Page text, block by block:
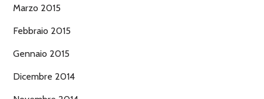
Marzo 2015
Febbraio 2015
Gennaio 2015
Dicembre 2014